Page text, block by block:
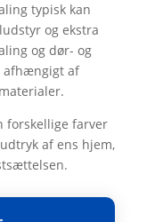
typisk kan
og ekstra
og dør- og
afhængigt af
forskellige farver
af ens hjem,